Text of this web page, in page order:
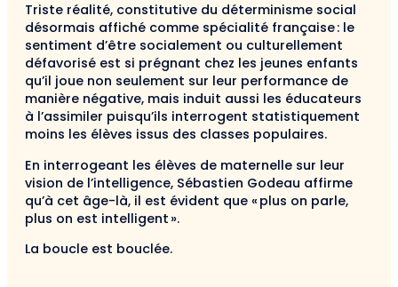
Triste réalité, constitutive du déterminisme social
désormais affiché comme spécialité française : le
sentiment d’être socialement ou culturellement
défavorisé est si prégnant chez les jeunes enfants
qu’il joue non seulement sur leur performance de
manière négative, mais induit aussi les éducateurs
à l’assimiler puisqu’ils interrogent statistiquement
moins les élèves issus des classes populaires.
En interrogeant les élèves de maternelle sur leur
vision de l’intelligence, Sébastien Godeau affirme
qu’à cet âge-là, il est évident que « plus on parle,
plus on est intelligent ».
La boucle est bouclée.